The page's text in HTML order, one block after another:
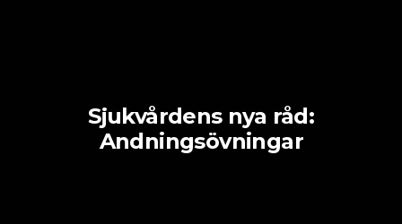
Sjukvårdens nya råd:
Andningsövningar